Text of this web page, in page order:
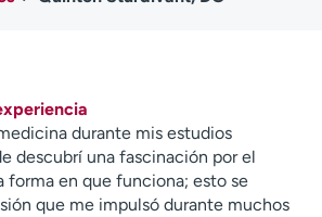
Ensayos clínicos
Noticias e historias
durante mis estudios
descubrí una fascinación por el
forma en que funciona; esto se
que me impulsó durante muchos